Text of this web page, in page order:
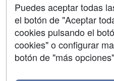
Grupo formazion:
Puedes aceptar todas
el botón de "Aceptar
cookies pulsando el
cookies" o configurar
botón de "más opciones"